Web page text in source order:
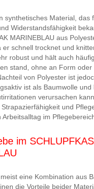
synthetisches Material, das
Widerstandsfähigkeit
MARINEBLAU aus
er schnell trocknet und
robust und hält auch
stand, ohne an Form oder
von Polyester ist
ist als Baumwolle und
verursachen
und
im
im
eine Kombination aus
die Vorteile beider